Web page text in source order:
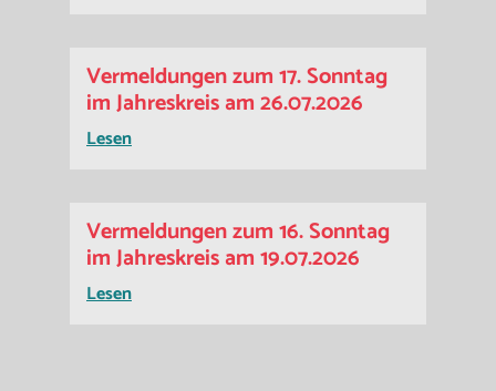
Vermeldungen zum 17. Sonntag
im Jahreskreis am 26.07.2026
Lesen
Vermeldungen zum 16. Sonntag
im Jahreskreis am 19.07.2026
Lesen